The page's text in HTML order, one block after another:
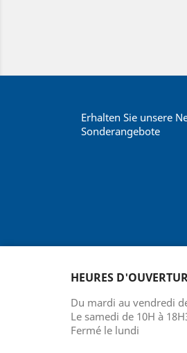
Erhalten Sie unsere
Sonderangebote
HEURES
Du mardi au vendredi
Le samedi de 10H à
Fermé le lundi